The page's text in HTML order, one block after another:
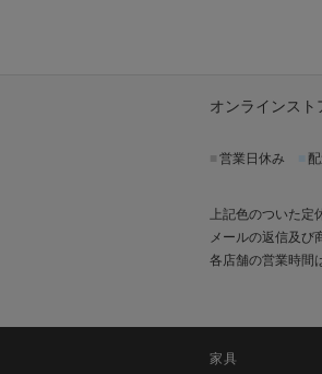
オンラインスト
営業日休み
上記色のついた定
メールの返信及び
各店舗の営業時間
家具